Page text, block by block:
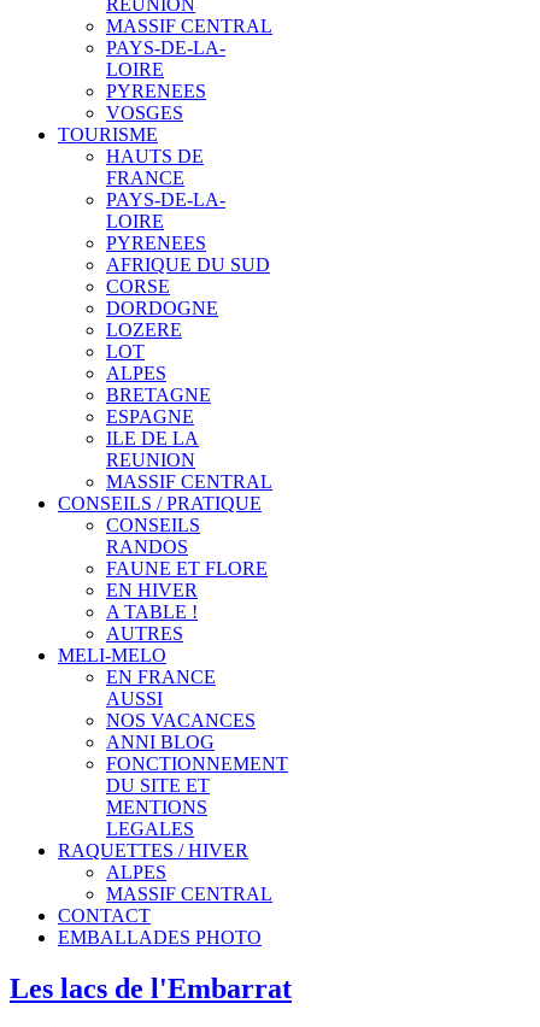
REUNION
MASSIF CENTRAL
PAYS-DE-LA-
LOIRE
PYRENEES
VOSGES
TOURISME
HAUTS DE
FRANCE
PAYS-DE-LA-
LOIRE
PYRENEES
AFRIQUE DU SUD
CORSE
DORDOGNE
LOZERE
LOT
ALPES
BRETAGNE
ESPAGNE
ILE DE LA
REUNION
MASSIF CENTRAL
CONSEILS / PRATIQUE
CONSEILS
RANDOS
FAUNE ET FLORE
EN HIVER
A TABLE !
AUTRES
MELI-MELO
EN FRANCE
AUSSI
NOS VACANCES
ANNI BLOG
FONCTIONNEMENT
DU SITE ET
MENTIONS
LEGALES
RAQUETTES / HIVER
ALPES
MASSIF CENTRAL
CONTACT
EMBALLADES PHOTO
Les lacs de l'Embarrat